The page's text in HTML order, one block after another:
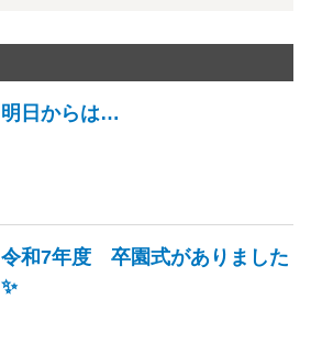
明日からは…
令和7年度 卒園式がありました
✨